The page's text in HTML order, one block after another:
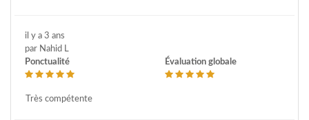
il y a 3 ans
par Nahid L
Ponctualité
Évaluation globale
Très compétente